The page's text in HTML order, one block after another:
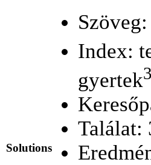
Solutions
Szöveg:
Index:
gyertek3
Találat: